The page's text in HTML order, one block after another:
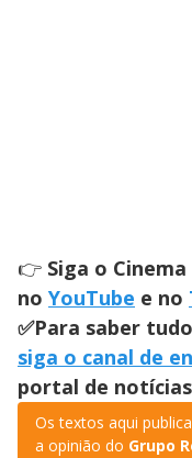
👉 Siga o
no YouTube e no
✅Para saber
siga o canal de
portal de
Os textos aqui
a opinião do Grupo